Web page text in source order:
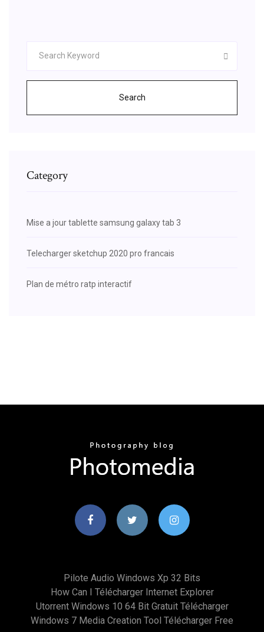
Search
Category
Mise a jour tablette samsung galaxy tab 3
Telecharger sketchup 2020 pro francais
Plan de métro ratp interactif
Pilote Audio Windows Xp 32 Bits
How Can I Télécharger Internet Explorer
Utorrent Windows 10 64 Bit Gratuit Télécharger
Windows 7 Media Creation Tool Télécharger Free